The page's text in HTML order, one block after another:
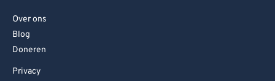
Over ons
Blog
Doneren
Privacy